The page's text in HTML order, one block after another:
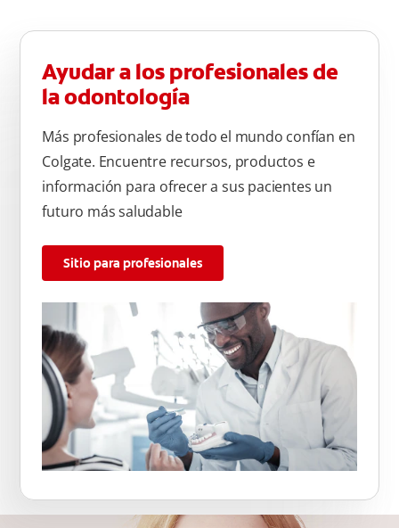
Ayudar a los profesionales de
la odontología
Más profesionales de todo el mundo confían en
Colgate. Encuentre recursos, productos e
información para ofrecer a sus pacientes un
futuro más saludable
Sitio para profesionales